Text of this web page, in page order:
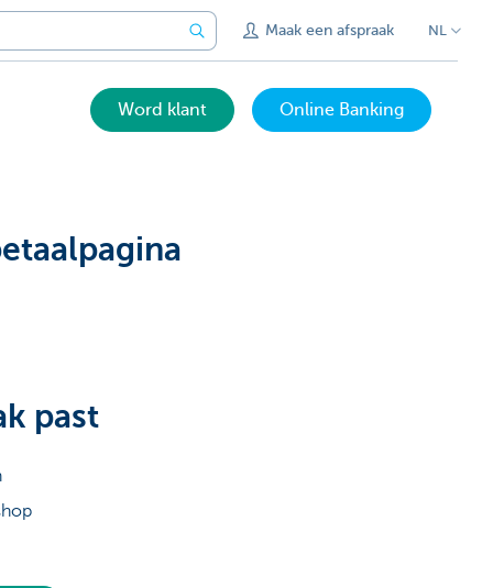
Maak een afspraak NL
Word klant Online Banking
past